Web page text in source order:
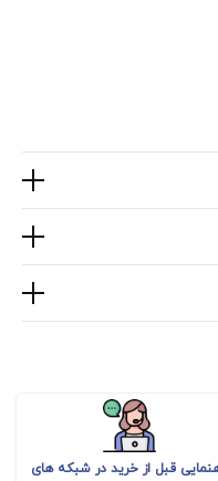
قبل از خرید در شبکه های